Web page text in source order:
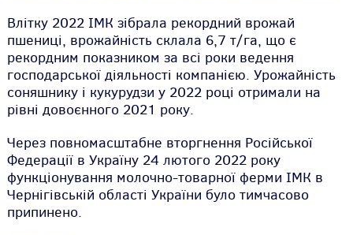
Влітку 2022 ІМК зібрала рекордний врожай
пшениці, врожайність склала 6,7 т/га, що є
рекордним показником за всі роки ведення
господарської діяльності компанією. Урожайність
соняшнику і кукурудзи у 2022 році отримали на
рівні довоєнного 2021 року.
Через повномасштабне вторгнення Російської
Федерації в Україну 24 лютого 2022 року
функціонування молочно-товарної ферми ІМК в
Чернігівській області України було тимчасово
припинено.